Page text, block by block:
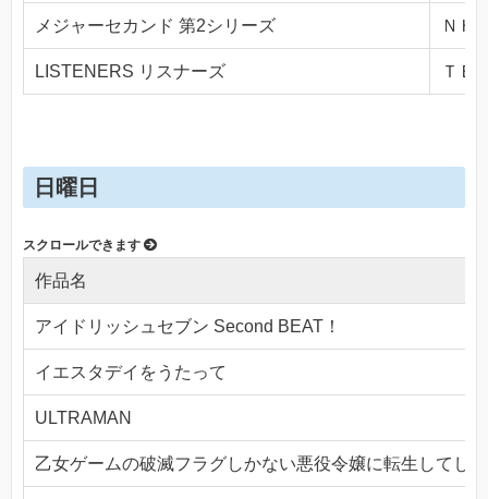
メジャーセカンド 第2シリーズ ＮＨ
LISTENERS リスナーズ ＴＢ
日曜日
作品名
アイドリッシュセブン Second BEAT！
イエスタデイをうたって
ULTRAMAN
乙女ゲームの破滅フラグしかない悪役令嬢に転生してし